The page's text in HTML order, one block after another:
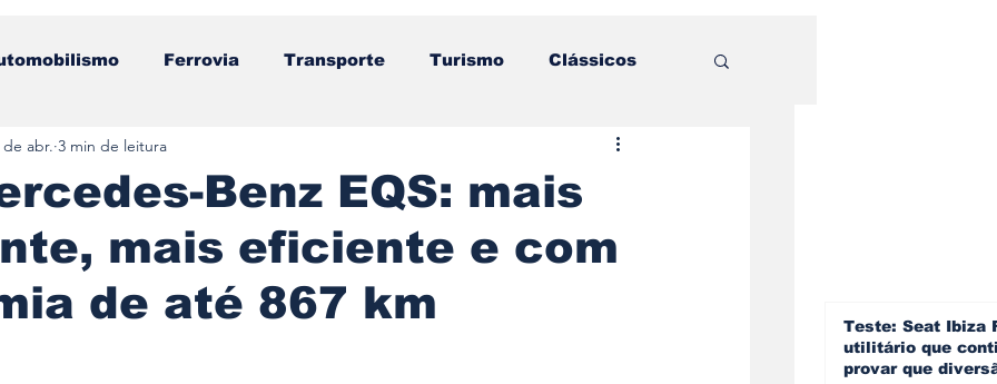
Ferrovia Transporte Turismo Clássicos
Motos Testes e Comparativos
Componentes Gastronomia Videojogos/Tecnologia
Benz EQS: mais
mais eficiente e com
de até 867 km
de abr. 3 min de leitura
5 estrelas.
Teste: Seat Ibiza
utilitário que
provar que